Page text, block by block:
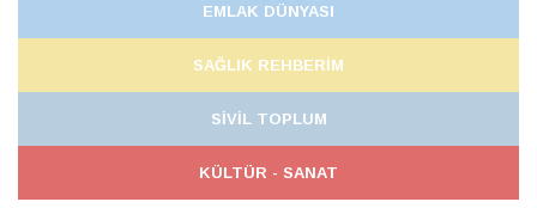
EMLAK DÜNYASI
SAĞLIK REHBERİM
SİVİL TOPLUM
KÜLTÜR - SANAT